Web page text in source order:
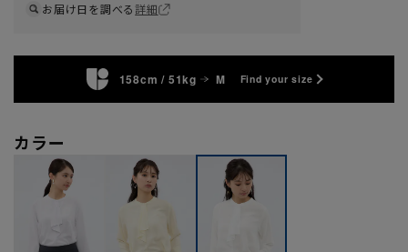
お届け日を調べる詳細
158cm / 51kg M Find your size
カラー